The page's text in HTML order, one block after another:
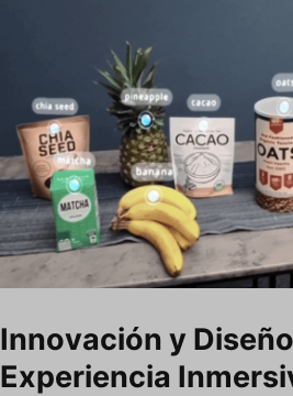
Innovación y
Experiencia